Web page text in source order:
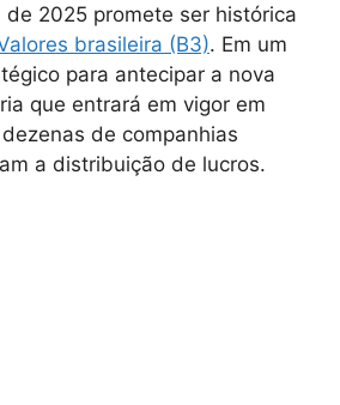
2025 promete ser histórica
brasileira (B3). Em um
para antecipar a nova
que entrará em vigor em
de companhias
a distribuição de lucros.